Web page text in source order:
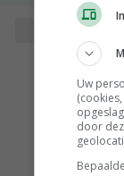
MEER
Uw
door